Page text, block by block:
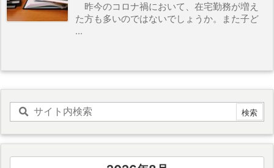
昨今のコロナ禍において、在宅勤務が増え
た方も多いのではないでしょうか。また子ど
...